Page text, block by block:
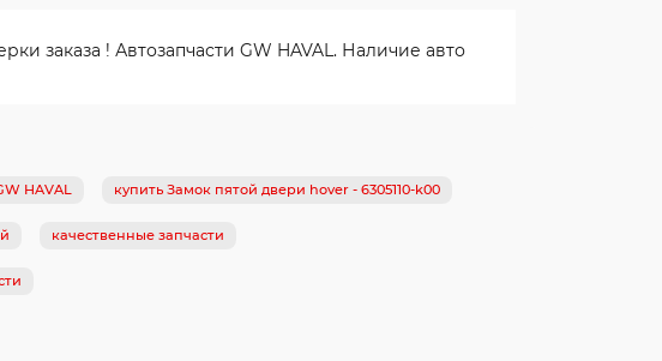
заказа ! Автозапчасти GW HAVAL. Наличие авто
HAVAL купить Замок пятой двери hover - 6305110-k00
качественные запчасти